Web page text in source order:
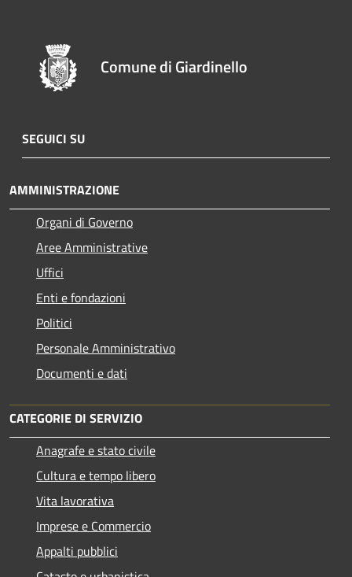
Comune di Giardinello
SEGUICI SU
AMMINISTRAZIONE
Organi di Governo
Aree Amministrative
Uffici
Enti e fondazioni
Politici
Personale Amministrativo
Documenti e dati
CATEGORIE DI SERVIZIO
Anagrafe e stato civile
Cultura e tempo libero
Vita lavorativa
Imprese e Commercio
Appalti pubblici